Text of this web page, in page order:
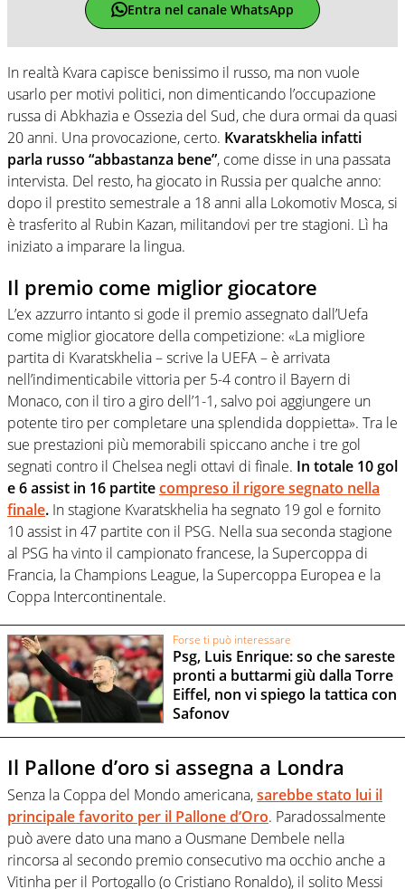
Entra nel canale WhatsApp
In realtà Kvara capisce benissimo il russo, ma non vuole
usarlo per motivi politici, non dimenticando l’occupazione
russa di Abkhazia e Ossezia del Sud, che dura ormai da quasi
20 anni. Una provocazione, certo. Kvaratskhelia infatti
parla russo “abbastanza bene”, come disse in una passata
intervista. Del resto, ha giocato in Russia per qualche anno:
dopo il prestito semestrale a 18 anni alla Lokomotiv Mosca, si
è trasferito al Rubin Kazan, militandovi per tre stagioni. Lì ha
iniziato a imparare la lingua.
Il premio come miglior giocatore
L’ex azzurro intanto si gode il premio assegnato dall’Uefa
come miglior giocatore della competizione: «La migliore
partita di Kvaratskhelia – scrive la UEFA – è arrivata
nell’indimenticabile vittoria per 5-4 contro il Bayern di
Monaco, con il tiro a giro dell’1-1, salvo poi aggiungere un
potente tiro per completare una splendida doppietta». Tra le
sue prestazioni più memorabili spiccano anche i tre gol
segnati contro il Chelsea negli ottavi di finale. In totale 10 gol
e 6 assist in 16 partitecompreso il rigore segnato nella
finale. In stagione Kvaratskhelia ha segnato 19 gol e fornito
10 assist in 47 partite con il PSG. Nella sua seconda stagione
al PSG ha vinto il campionato francese, la Supercoppa di
Francia, la Champions League, la Supercoppa Europea e la
Coppa Intercontinentale.
Forse ti può interessare
Psg, Luis Enrique: so che sareste
pronti a buttarmi giù dalla Torre
Eiffel, non vi spiego la tattica con
Safonov
Il Pallone d’oro si assegna a Londra
Senza la Coppa del Mondo americana,sarebbe stato lui il
principale favorito per il Pallone d’Oro. Paradossalmente
può avere dato una mano a Ousmane Dembele nella
rincorsa al secondo premio consecutivo ma occhio anche a
Vitinha per il Portogallo (o Cristiano Ronaldo), il solito Messi